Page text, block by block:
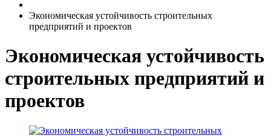
Экономическая устойчивость строительных
предприятий и проектов
Экономическая устойчивость
строительных предприятий и
проектов